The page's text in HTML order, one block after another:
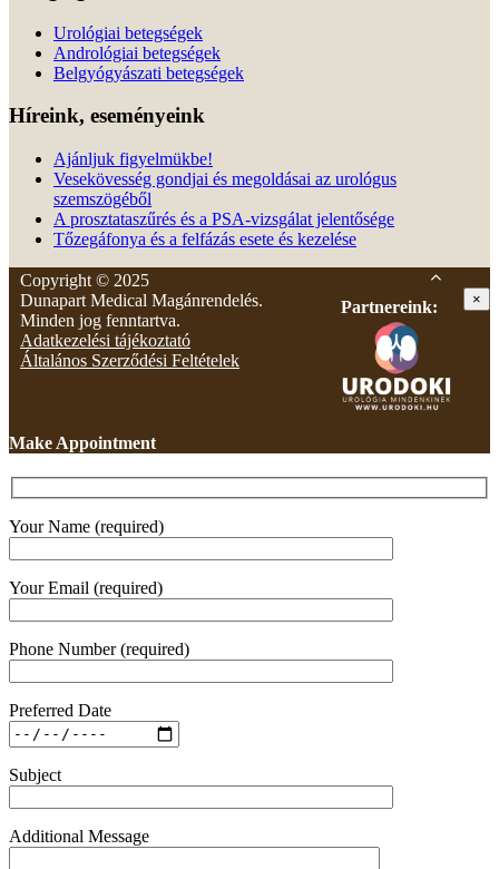
Urológiai betegségek
Andrológiai betegségek
Belgyógyászati betegségek
Híreink, eseményeink
Ajánljuk figyelmükbe!
Vesekövesség gondjai és megoldásai az urológus
szemszögéből
A prosztataszűrés és a PSA-vizsgálat jelentősége
Tőzegáfonya és a felfázás esete és kezelése
Copyright © 2025
Dunapart Medical Magánrendelés.
Minden jog fenntartva.
Adatkezelési tájékoztató
Általános Szerződési Feltételek
Partnereink: ×
Make Appointment
Your Name (required)
Your Email (required)
Phone Number (required)
Preferred Date
Subject
Additional Message